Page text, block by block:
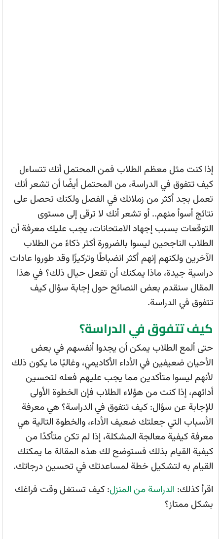
إذا كنت مثل معظم الطلاب فمن المحتمل أنك تتساءل
كيف تتفوق في الدراسة، من المحتمل أيضًا أن تشعر أنك
تعمل بجد أكثر من زملائك في الفصل ولكنك تحصل على
نتائج أسوأ منهم.. أو تشعر أنك لا ترقى إلى مستوى
التوقعات بسبب إجهاد الامتحانات، يجب عليك معرفة أن
الطلاب الناجحين ليسوا بالضرورة أكثر ذكاءً من الطلاب
الآخرين ولكنهم إنهم أكثر انضباطًا وتركيزًا وقد طوروا عادات
دراسية جيدة، ماذا يمكنك أن تفعل حيال ذلك؟ في هذا
المقال سنقدم بعض النصائح حول إجابة سؤال كيف
تتفوق في الدراسة.
كيف تتفوق في الدراسة؟
حتى ألمع الطلاب يمكن أن يجدوا أنفسهم في بعض
الأحيان ضعيفين في الأداء الأكاديمي، وغالبًا ما يكون ذلك
لأنهم ليسوا متأكدين مما يجب عليهم فعله لتحسين
أدائهم، إذا كنت من هؤلاء الطلاب فإن الخطوة الأولى
للإجابة عن سؤال: كيف تتفوق في الدراسة؟ هي معرفة
الأسباب التي جعلتك ضعيف الأداء، والخطوة التالية هي
معرفة كيفية معالجة المشكلة، إذا لم تكن متأكدًا من
كيفية القيام بذلك فستوضح لك هذه المقالة ما يمكنك
القيام به لتشكيل خطة لمساعدتك في تحسين درجاتك.
اقرأ كذلك: الدراسة من المنزل: كيف تستغل وقت فراغك
بشكل ممتاز؟